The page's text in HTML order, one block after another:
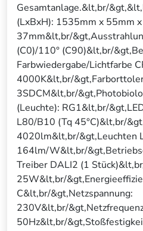
Gesamtanlage.&lt,br/
(LxBxH): 1535mm x 55mm x
37mm&lt,br/
(C0)/110° (C90)&lt,br/
Farbwiedergabe/Lichtfarbe
4000K&lt,br/
3SDCM&lt,br/
(Leuchte): RG1&lt,br/
L80/B10 (Tq 45°C)&lt,br/
4020lm&lt,br/&gt,Leuchten
164lm/W&lt,br/
Treiber DALI2 (1
25W&lt,br/
C&lt,br/&gt,Netzspannung:
230V&lt,br/
50Hz&lt,br/